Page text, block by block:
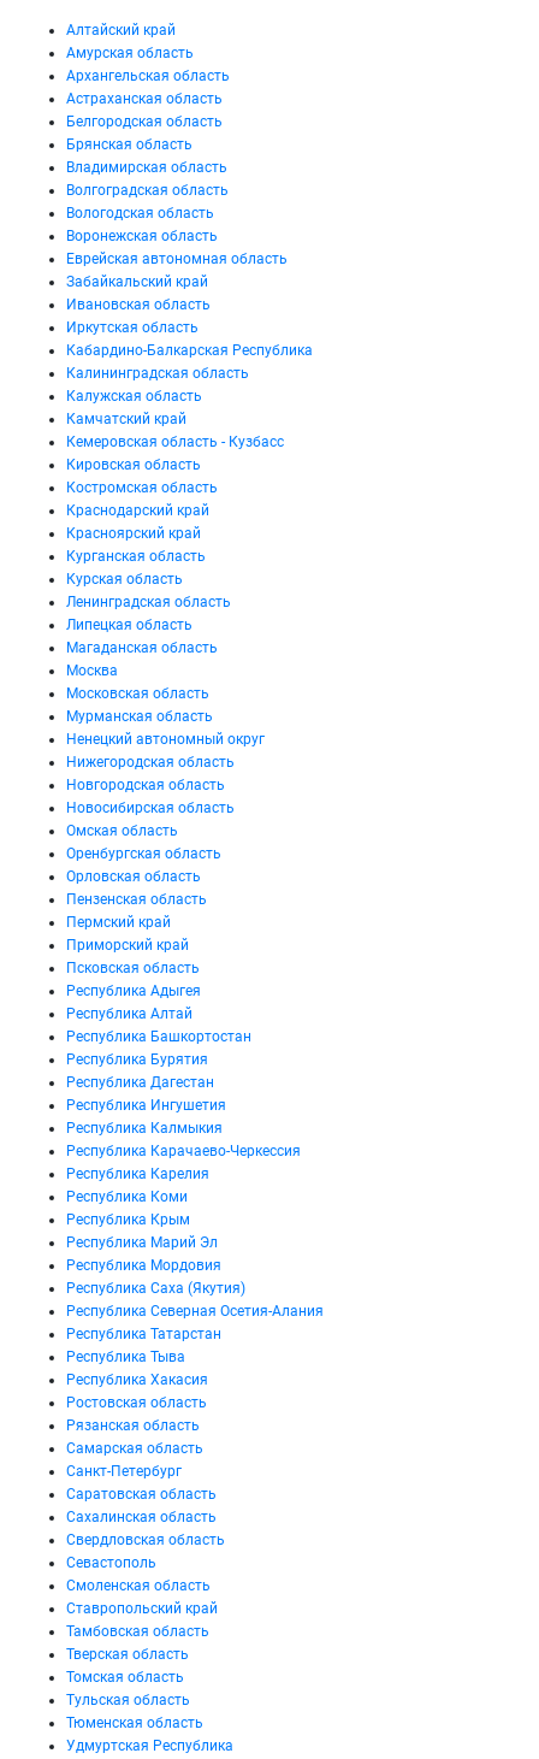
Алтайский край
Амурская область
Архангельская область
Астраханская область
Белгородская область
Брянская область
Владимирская область
Волгоградская область
Вологодская область
Воронежская область
Еврейская автономная область
Забайкальский край
Ивановская область
Иркутская область
Кабардино-Балкарская Республика
Калининградская область
Калужская область
Камчатский край
Кемеровская область - Кузбасс
Кировская область
Костромская область
Краснодарский край
Красноярский край
Курганская область
Курская область
Ленинградская область
Липецкая область
Магаданская область
Москва
Московская область
Мурманская область
Ненецкий автономный округ
Нижегородская область
Новгородская область
Новосибирская область
Омская область
Оренбургская область
Орловская область
Пензенская область
Пермский край
Приморский край
Псковская область
Республика Адыгея
Республика Алтай
Республика Башкортостан
Республика Бурятия
Республика Дагестан
Республика Ингушетия
Республика Калмыкия
Республика Карачаево-Черкессия
Республика Карелия
Республика Коми
Республика Крым
Республика Марий Эл
Республика Мордовия
Республика Саха (Якутия)
Республика Северная Осетия-Алания
Республика Татарстан
Республика Тыва
Республика Хакасия
Ростовская область
Рязанская область
Самарская область
Санкт-Петербург
Саратовская область
Сахалинская область
Свердловская область
Севастополь
Смоленская область
Ставропольский край
Тамбовская область
Тверская область
Томская область
Тульская область
Тюменская область
Удмуртская Республика